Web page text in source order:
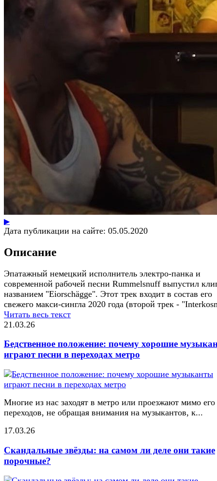
▶
Дата публикации на сайте: 05.05.2020
Описание
Эпатажный немецкий исполнитель электро-панка и
современной рабочей песни Rummelsnuff выпустил
названием "Eiorschägge". Этот трек входит в состав его
свежего макси-сингла 2020 года (второй трек -
Читать весь текст
21.03.26
Бедственное положение: почему хорошие
играют песни в переходах метро
Многие из нас заходят в метро или проезжают мимо его
переходов, не обращая внимания на музыкантов, к...
17.03.26
Скандальные звёзды: на самом ли деле они такие
порочные?